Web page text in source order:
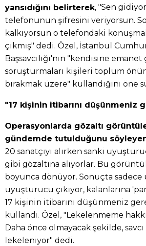
yansıdığını belirterek, "Sen
telefonunun şifresini veriyorsun.
kalkıyorsun o telefondaki
çıkmış" dedi. Özel, İstanbul
Başsavcılığı'nın "kendisine emanet
soruşturmaları kişileri toplum
bırakmak üzere" kullandığını öne
"17 kişinin itibarını düşünmeniz
Operasyonlarda gözaltı
gündemde tutulduğunu
20 sanatçıyı alırken sanki
gibi gözaltına alıyorlar. Bu
boyunca dönüyor. Sonuçta
uyuşturucu çıkıyor, kalanlarına
17 kişinin itibarını düşünmeniz
kullandı. Özel, "Lekelenmeme
Daha önce olmayacak şekilde,
lekeleniyor" dedi.